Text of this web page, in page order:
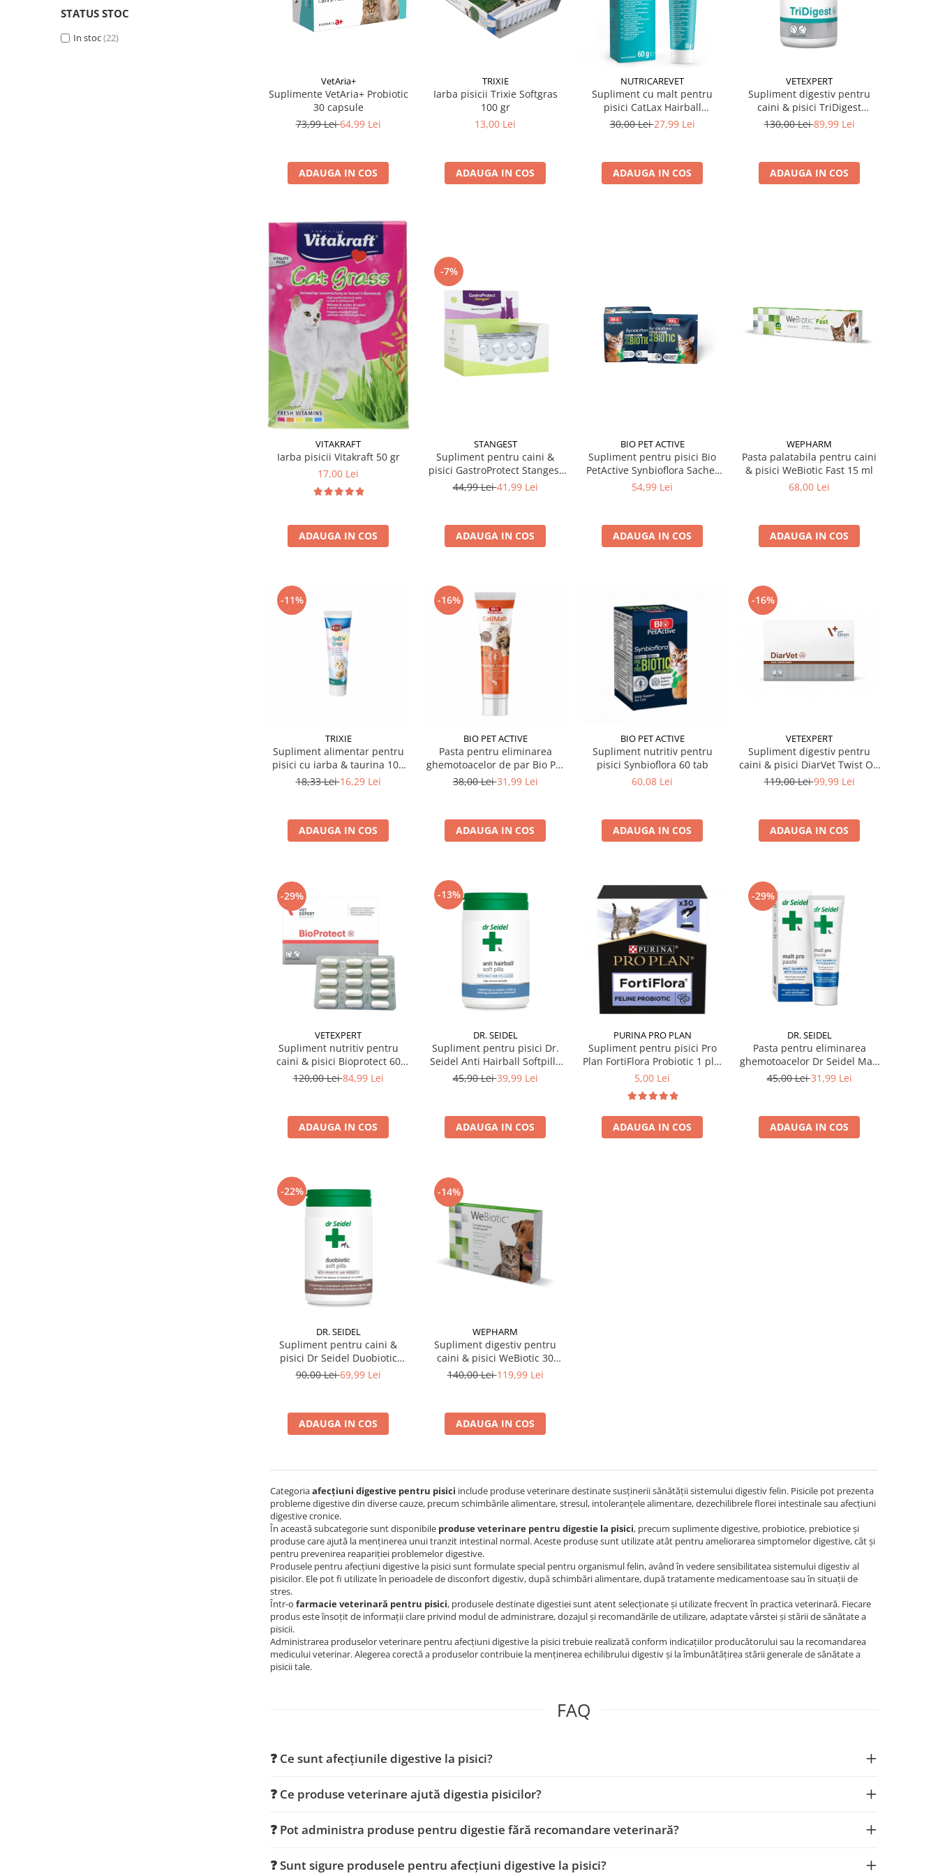
STATUS STOC
In stoc(22)
VetAria+
Suplimente VetAria+ Probiotic
30 capsule
73,99 Lei64,99 Lei
ADAUGA IN COS
TRIXIE
Iarba pisicii Trixie Softgras
100 gr
13,00 Lei
ADAUGA IN COS
NUTRICAREVET
Supliment cu malt pentru
pisici CatLax Hairball
NutriCareVet 60 gr
30,00 Lei27,99 Lei
ADAUGA IN COS
VETEXPERT
Supliment digestiv pentru
caini & pisici TriDigest
VetExpert 40 tablete
130,00 Lei89,99 Lei
ADAUGA IN COS
VITAKRAFT
Iarba pisicii Vitakraft 50 gr
17,00 Lei
ADAUGA IN COS
-7%
STANGEST
Supliment pentru caini &
pisici GastroProtect Stangest
10 tab / folie
44,99 Lei41,99 Lei
ADAUGA IN COS
BIO PET ACTIVE
Supliment pentru pisici Bio
PetActive Synbioflora Sachet
Pre & Probiotic 30 plicuri
54,99 Lei
ADAUGA IN COS
WEPHARM
Pasta palatabila pentru caini
& pisici WeBiotic Fast 15 ml
68,00 Lei
ADAUGA IN COS
-11%
TRIXIE
Supliment alimentar pentru
pisici cu iarba & taurina 100
gr
18,33 Lei16,29 Lei
ADAUGA IN COS
-16%
BIO PET ACTIVE
Pasta pentru eliminarea
ghemotoacelor de par Bio Pet
Cati Malt+ , 100 ml
38,00 Lei31,99 Lei
ADAUGA IN COS
BIO PET ACTIVE
Supliment nutritiv pentru
pisici Synbioflora 60 tab
60,08 Lei
ADAUGA IN COS
-16%
VETEXPERT
Supliment digestiv pentru
caini & pisici DiarVet Twist Off
30 capsule
119,00 Lei99,99 Lei
ADAUGA IN COS
-29%
VETEXPERT
Supliment nutritiv pentru
caini & pisici Bioprotect 60
caps
120,00 Lei84,99 Lei
ADAUGA IN COS
-13%
DR. SEIDEL
Supliment pentru pisici Dr.
Seidel Anti Hairball Softpills
225 gr
45,90 Lei39,99 Lei
ADAUGA IN COS
PURINA PRO PLAN
Supliment pentru pisici Pro
Plan FortiFlora Probiotic 1 plic
x 1 gr
5,00 Lei
ADAUGA IN COS
-29%
DR. SEIDEL
Pasta pentru eliminarea
ghemotoacelor Dr Seidel Malt
Pro 115 gr
45,00 Lei31,99 Lei
ADAUGA IN COS
-22%
DR. SEIDEL
Supliment pentru caini &
pisici Dr Seidel Duobiotic
Softpills 225 gr
90,00 Lei69,99 Lei
ADAUGA IN COS
-14%
WEPHARM
Supliment digestiv pentru
caini & pisici WeBiotic 30
tablete
140,00 Lei119,99 Lei
ADAUGA IN COS
Categoriaafecțiuni digestive pentru pisici include produse veterinare destinate susținerii sănătății sistemului digestiv felin. Pisicile pot prezenta
probleme digestive din diverse cauze, precum schimbările alimentare, stresul, intoleranțele alimentare, dezechilibrele florei intestinale sau afecțiuni
digestive cronice.
În această subcategorie sunt disponibile produse veterinare pentru digestie la pisici, precum suplimente digestive, probiotice, prebiotice și
produse care ajută la menținerea unui tranzit intestinal normal. Aceste produse sunt utilizate atât pentru ameliorarea simptomelor digestive, cât și
pentru prevenirea reapariției problemelor digestive.
Produsele pentru afecțiuni digestive la pisici sunt formulate special pentru organismul felin, având în vedere sensibilitatea sistemului digestiv al
pisicilor. Ele pot fi utilizate în perioadele de disconfort digestiv, după schimbări alimentare, după tratamente medicamentoase sau în situații de
stres.
Într-o farmacie veterinară pentru pisici, produsele destinate digestiei sunt atent selecționate și utilizate frecvent în practica veterinară. Fiecare
produs este însoțit de informații clare privind modul de administrare, dozajul și recomandările de utilizare, adaptate vârstei și stării de sănătate a
pisicii.
Administrarea produselor veterinare pentru afecțiuni digestive la pisici trebuie realizată conform indicațiilor producătorului sau la recomandarea
medicului veterinar. Alegerea corectă a produselor contribuie la menținerea echilibrului digestiv și la îmbunătățirea stării generale de sănătate a
pisicii tale.
FAQ
❓ Ce sunt afecțiunile digestive la pisici?
❓ Ce produse veterinare ajută digestia pisicilor?
❓ Pot administra produse pentru digestie fără recomandare veterinară?
❓ Sunt sigure produsele pentru afecțiuni digestive la pisici?